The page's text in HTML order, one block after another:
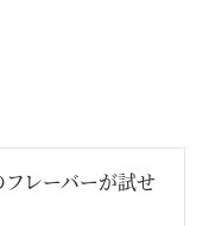
レーバーが試せ